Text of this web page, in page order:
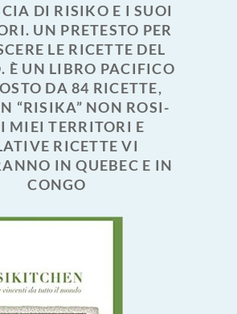
DI RISIKO E I SUOI
UN PRETESTO PER
LE RICETTE DEL
È UN LIBRO PACIFICO
DA 84 RICETTE,
“RISIKA” NON ROSI-
MIEI TERRITORI E
RICETTE VI
IN QUEBEC E IN
CONGO